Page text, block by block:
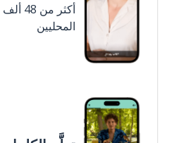
أكثر
المحليين